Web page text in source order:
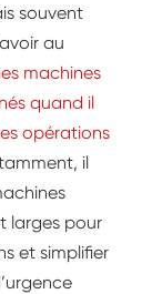
souvent
au
machines
quand il
opérations
il
larges pour
et simplifier